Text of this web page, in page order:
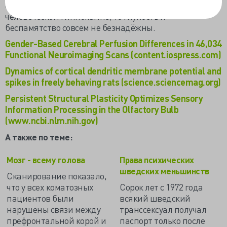
сенсорной информации. Если такое происходит и в
человеческом гиппокампе, то глупость и
беспамятство совсем не безнадёжны.
Gender-Based Cerebral Perfusion Differences in 46,034
Functional Neuroimaging Scans (content.iospress.com)
Dynamics of cortical dendritic membrane potential and
spikes in freely behaving rats (science.sciencemag.org)
Persistent Structural Plasticity Optimizes Sensory
Information Processing in the Olfactory Bulb
(www.ncbi.nlm.nih.gov)
А также по теме:
Мозг - всему голова
Сканирование показало,
что у всех коматозных
пациентов были
нарушены связи между
префронтальной корой и
Права психических
шведских меньшинств
Сорок лет с 1972 года
всякий шведский
транссексуал получал
паспорт только после